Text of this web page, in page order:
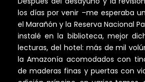
los días por venir –me esperaba
el Marañón y la Reserva Nacional
instalé en la biblioteca, mejor
lecturas, del hotel: más de mil
la Amazonía acomodados con
de maderas finas y puertas con